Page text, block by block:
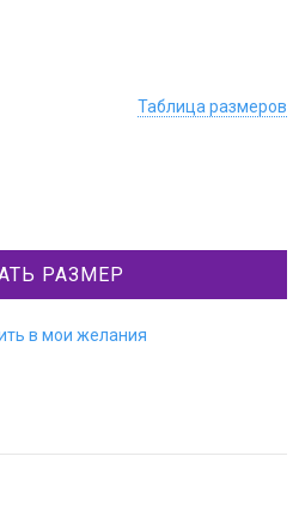
Таблица размеров
РАЗМЕР
в мои желания